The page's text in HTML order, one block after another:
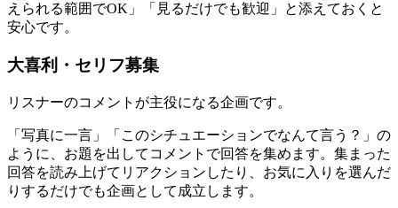
えられる範囲でOK」「見るだけでも歓迎」と添えておくと
安心です。
大喜利・セリフ募集
リスナーのコメントが主役になる企画です。
「写真に一言」「このシチュエーションでなんて言う？」の
ように、お題を出してコメントで回答を集めます。集まった
回答を読み上げてリアクションしたり、お気に入りを選んだ
りするだけでも企画として成立します。